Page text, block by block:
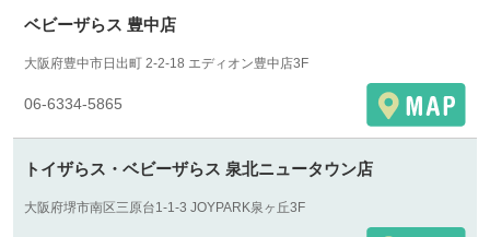
ベビーザらス 豊中店
大阪府豊中市日出町 2-2-18 エディオン豊中店3F
06-6334-5865
トイザらス・ベビーザらス 泉北ニュータウン店
大阪府堺市南区三原台1-1-3 JOYPARK泉ヶ丘3F